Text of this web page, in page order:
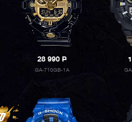
28 990P
GA-710GB-1A